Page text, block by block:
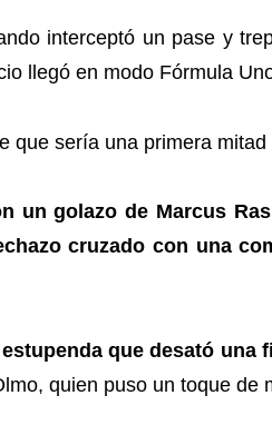
interceptó un pase y
llegó en modo Fórmula
que sería una primera
un golazo de Marcus
cruzado con una
que desató una
quien puso un toque de